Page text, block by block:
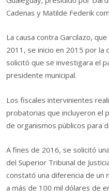
Cadenas y Matilde Federik
La causa contra Garcilazo,
2011, se inicio en 2015 por la
solicitó que se investigara el
presidente municipal.
Los fiscales intervinientes
probatorias que incluyeron el
de organismos públicos para
A fines de 2016, se solicitó
del Superior Tribunal de
constató una diferencia de un
a más de 100 mil dólares de